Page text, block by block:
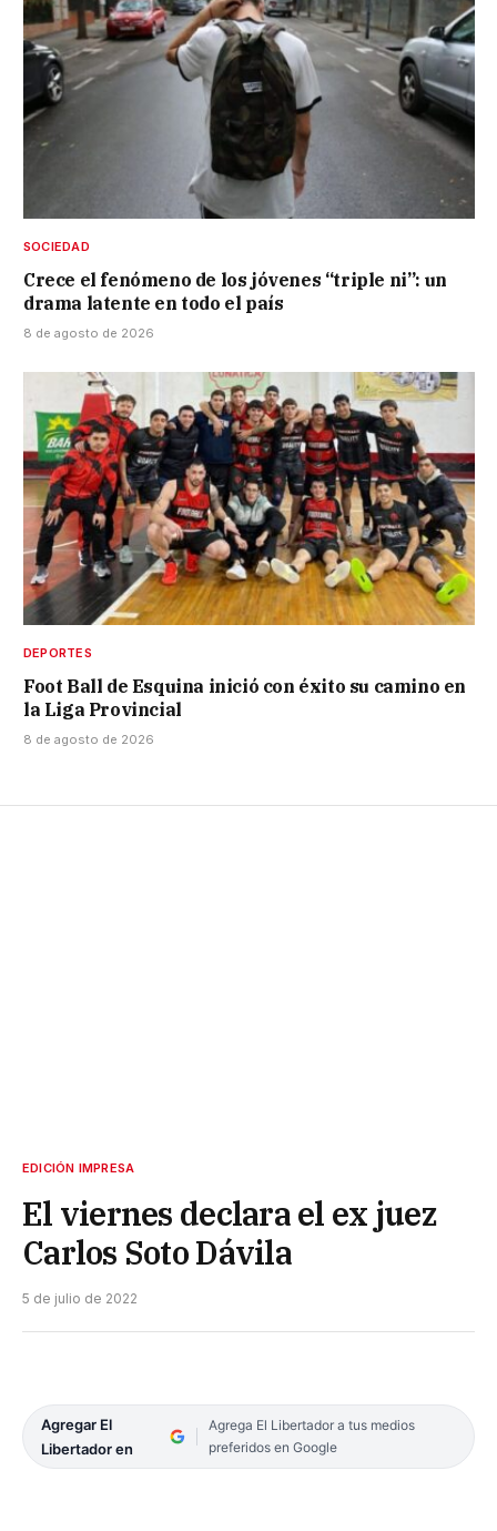
SOCIEDAD
Crece el fenómeno de los jóvenes “triple ni”: un
drama latente en todo el país
8 de agosto de 2026
DEPORTES
Foot Ball de Esquina inició con éxito su camino en
la Liga Provincial
8 de agosto de 2026
EDICIÓN IMPRESA
El viernes declara el ex juez
Carlos Soto Dávila
5 de julio de 2022
Agregar El
Libertador en
Agrega El Libertador a tus medios
preferidos en Google